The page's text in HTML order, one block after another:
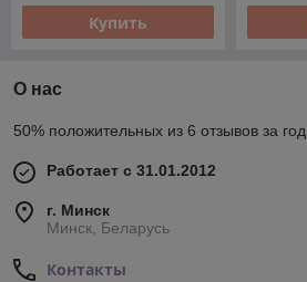
Купить
О нас
50% положительных из 6 отзывов за год
Работает с 31.01.2012
г. Минск
Минск, Беларусь
Контакты